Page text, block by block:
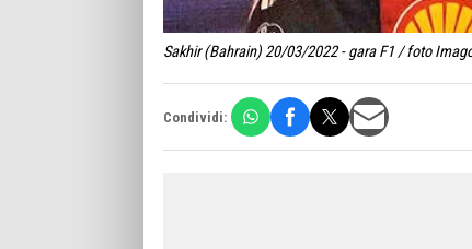
Sakhir (Bahrain) 20/03/2022 - gara F1 / foto
Condividi: